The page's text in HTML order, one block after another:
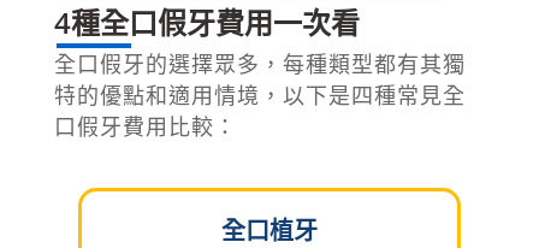
4種全口假牙費用一次看
全口假牙的選擇眾多，每種類型都有其獨
特的優點和適用情境，以下是四種常見全
口假牙費用比較：
全口植牙